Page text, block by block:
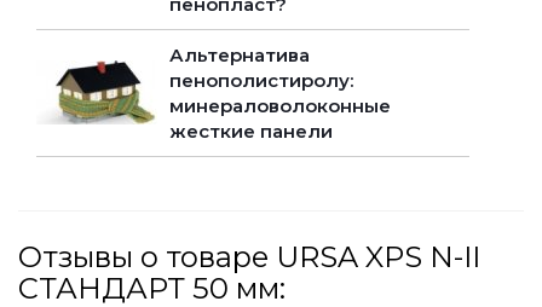
Альтернатива
пенополистиролу:
минераловолоконные
жесткие панели
Отзывы о товаре URSA XPS N-II
СТАНДАРТ 50 мм: